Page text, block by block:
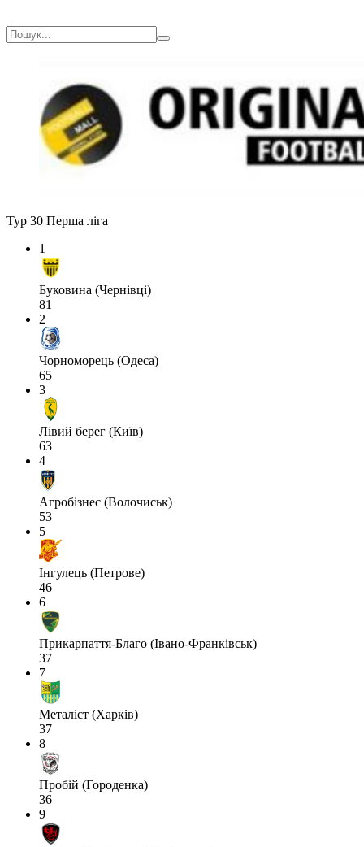
Тур 30 Перша ліга
1
Буковина (Чернівці)
81
2
Чорноморець (Одеса)
65
3
Лівий берег (Київ)
63
4
Агробізнес (Волочиськ)
53
5
Інгулець (Петрове)
46
6
Прикарпаття-Благо (Івано-Франківськ)
37
7
Металіст (Харків)
37
8
Пробій (Городенка)
36
9